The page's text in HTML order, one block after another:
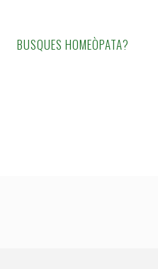
BUSQUES HOMEÒPATA?